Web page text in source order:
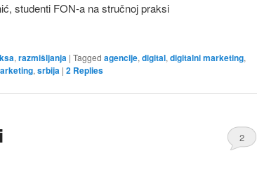
studenti FON-a na stručnoj praksi
, razmišljanja | Tagged agencije, digital, digitalni marketing,
, srbija | 2 Replies
2